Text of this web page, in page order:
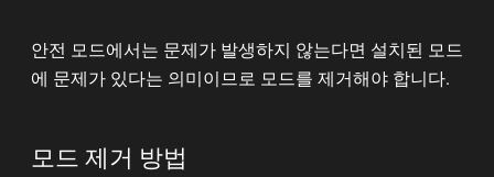
안전 모드에서는 문제가 발생하지 않는다면 설치된 모드
에 문제가 있다는 의미이므로 모드를 제거해야 합니다.
모드 제거 방법